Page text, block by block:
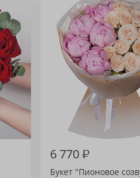
6 770₽
Букет "Пионовое